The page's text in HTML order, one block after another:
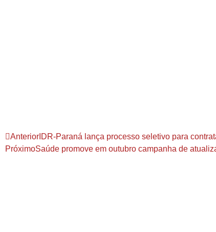
Anterior IDR-Paraná lança processo seletivo para
PróximoSaúde promove em outubro campanha de